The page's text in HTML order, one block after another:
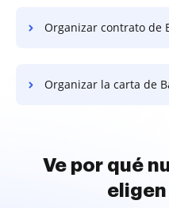
Organizar contrato de
Organizar la carta de
Ve por qué